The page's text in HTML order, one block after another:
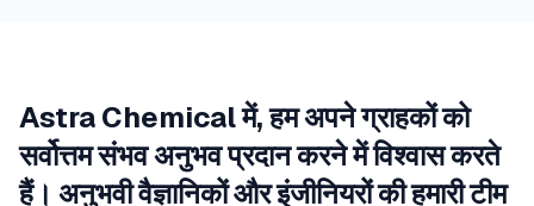
Astra Chemical में, हम अपने ग्राहकों को
सर्वोत्तम संभव अनुभव प्रदान करने में विश्वास करते
हैं। अनुभवी वैज्ञानिकों और इंजीनियरों की हमारी टीम